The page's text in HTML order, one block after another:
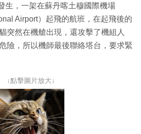
片
生，一架在蘇丹喀土穆國際機場
Airport）起飛的航班，在起飛後的
突然在機艙出現，還攻擊了機組人
險，所以機師最後聯絡塔台，要求緊
↓點擊圖片放大↓